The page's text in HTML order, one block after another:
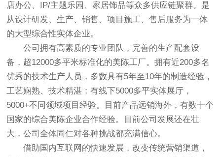
店办公、IP/主题乐园、家居饰品等众多供应链聚群。是
从设计研发、生产、销售、项目施工、售后服务为一体
的大型综合性实体企业。
公司拥有高素质的专业团队，完善的生产配套设
备，超12000多平米标准化的美陈工厂。拥有近200多名
优秀的技术生产人员，多数具有5年至10年的制造经验，
工艺娴熟、技术精湛；有线下5000多平实体展厅，
5000+不同领域项目经验。目前产品远销海外，有数十个
国家的综合美陈企业合作经验。目前公司发展还在壮
大，公司全体同仁对各种挑战都充满信心。
借助国内互联网的快速发展，改变传统营销渠道，